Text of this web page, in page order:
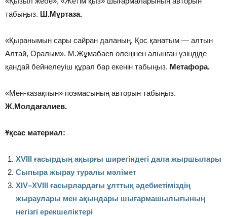
табыңыз. Ш.Мұртаза.
«Қыранымын сары сайран даланың, Қос қанатым — алтын
Алтай, Оралым». М.Жұмабаев өлеңінен алынған үзіндіде
қандай бейнелеуіш құрал бар екенін табыңыз. Метафора.
«Мен-казақпын» поэмасының авторын табыңыз.
Ж.Молдағалиев.
Ұқсас материал:
ХVІІІ ғасырдың ақырғы ширегіндегі дала жыршылары
Сыпыра жырау туралы мәлімет
ХІV–ХVІІІ ғасырлардағы ұлттық әдебиетіміздің
жыраулары мен ақындары шығармашылығының
негізгі ерекшеліктері